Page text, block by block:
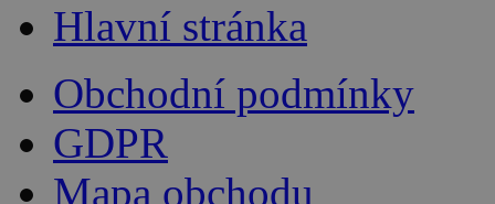
Hlavní stránka
Obchodní podmínky
GDPR
Mapa obchodu